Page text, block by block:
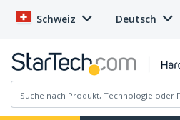
Schweiz Deutsch